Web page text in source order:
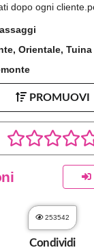
dopo ogni
Orientale, Tuina
PROMUOVI
253542
Condividi